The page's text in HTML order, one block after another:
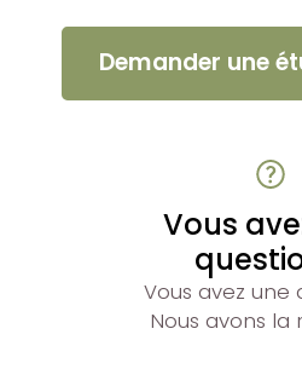
Demander une
Vous
Vous avez une
Nous avons la